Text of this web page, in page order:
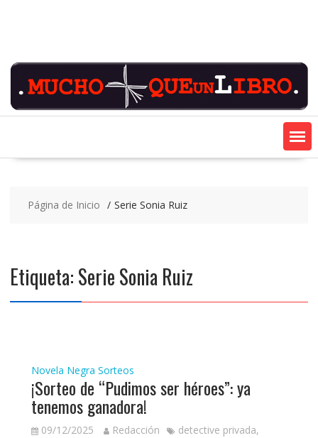
Página de Inicio Serie Sonia Ruiz
Etiqueta:Serie Sonia Ruiz
Novela Negra Sorteos
¡Sorteo de “Pudimos ser héroes”: ya
tenemos ganadora!
09/12/2025 Redacción detective privada,